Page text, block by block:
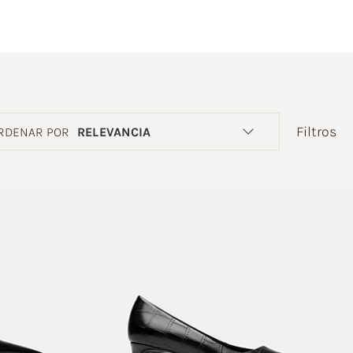
POR RELEVANCIA Filtros